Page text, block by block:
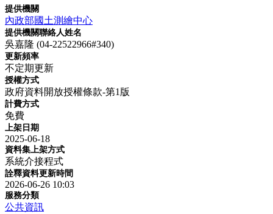
提供機關
內政部國土測繪中心
提供機關聯絡人姓名
吳嘉隆 (04-22522966#340)
更新頻率
不定期更新
授權方式
政府資料開放授權條款-第1版
計費方式
免費
上架日期
2025-06-18
資料集上架方式
系統介接程式
詮釋資料更新時間
2026-06-26 10:03
服務分類
公共資訊